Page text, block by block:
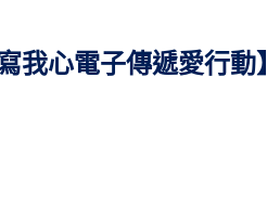
我心電子傳遞愛行動】